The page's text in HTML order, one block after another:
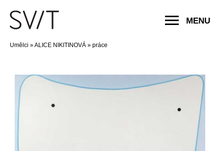
MENU
Umělci »ALICE NIKITINOVÁ » práce